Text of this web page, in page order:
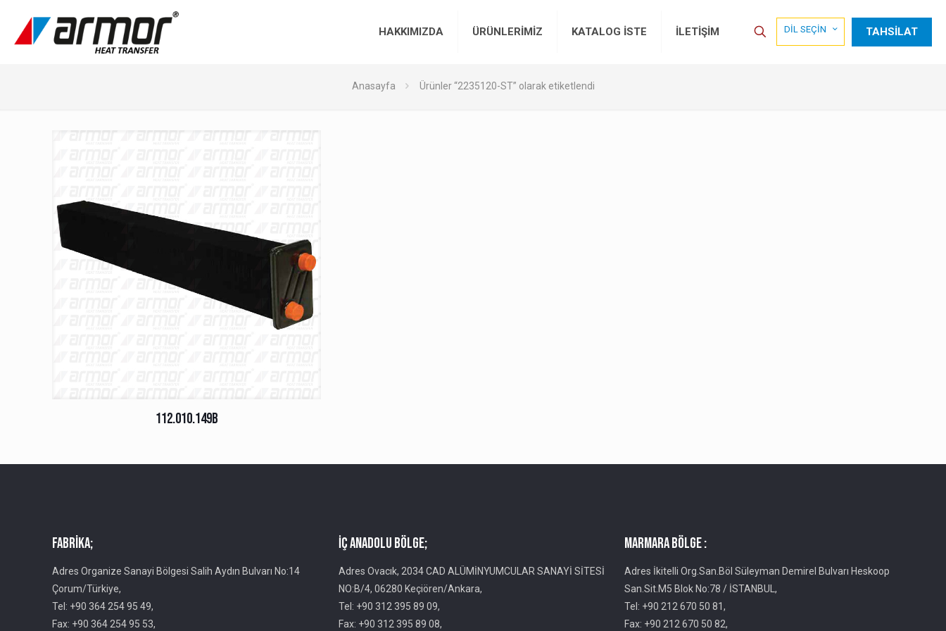
HAKKIMIZDA ÜRÜNLERİMİZ KATALOG İSTE İLETİŞİM DİL SEÇİN TAHSİLAT
Anasayfa Ürünler “2235120-ST” olarak etiketlendi
112.010.149B
Fabrika;
Adres Organize Sanayi Bölgesi Salih Aydın Bulvarı No:14
Çorum/Türkiye,
Tel: +90 364 254 95 49,
Fax: +90 364 254 95 53,
İç Anadolu Bölge;
Adres Ovacık, 2034 CAD ALÜMİNYUMCULAR SANAYİ SİTESİ
NO:B/4, 06280 Keçiören/Ankara,
Tel: +90 312 395 89 09,
Fax: +90 312 395 89 08,
MARMARA BÖLGE :
Adres İkitelli Org.San.Böl Süleyman Demirel Bulvarı Heskoop
San.Sit.M5 Blok No:78 / İSTANBUL,
Tel: +90 212 670 50 81,
Fax: +90 212 670 50 82,